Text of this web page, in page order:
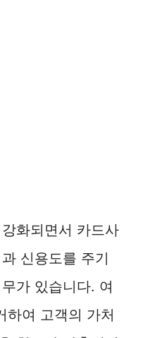
화되면서 카드사
신용도를 주기
가 있습니다. 여
하여 고객의 가처